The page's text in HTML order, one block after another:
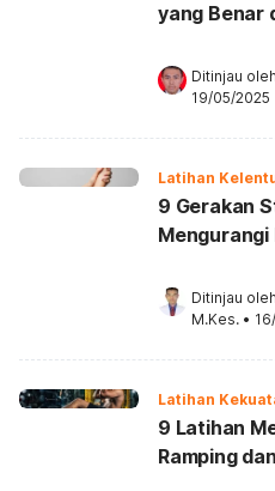
yang Benar
Ditinjau oleh
19/05/2025
Latihan
9 Gerakan
Mengurangi
Ditinjau oleh
M.Kes. •
Latihan
9 Latihan
Ramping